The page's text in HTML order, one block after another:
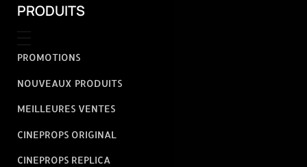
PRODUITS
PROMOTIONS
NOUVEAUX PRODUITS
MEILLEURES VENTES
CINEPROPS ORIGINAL
CINEPROPS REPLICA